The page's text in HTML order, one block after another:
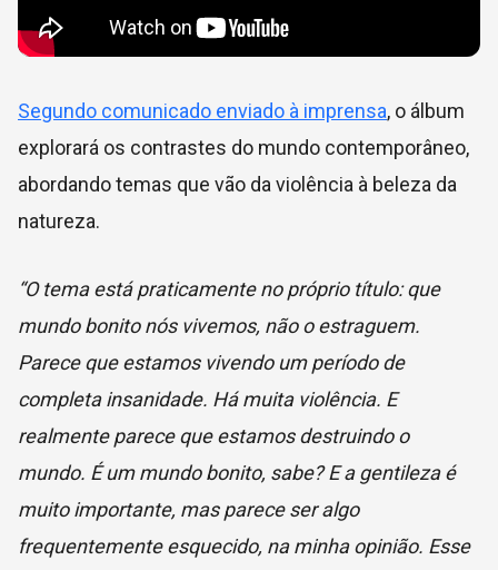
Segundo comunicado enviado à imprensa, o álbum
explorará os contrastes do mundo contemporâneo,
abordando temas que vão da violência à beleza da
natureza.
“O tema está praticamente no próprio título: que
mundo bonito nós vivemos, não o estraguem.
Parece que estamos vivendo um período de
completa insanidade. Há muita violência. E
realmente parece que estamos destruindo o
mundo. É um mundo bonito, sabe? E a gentileza é
muito importante, mas parece ser algo
frequentemente esquecido, na minha opinião. Esse